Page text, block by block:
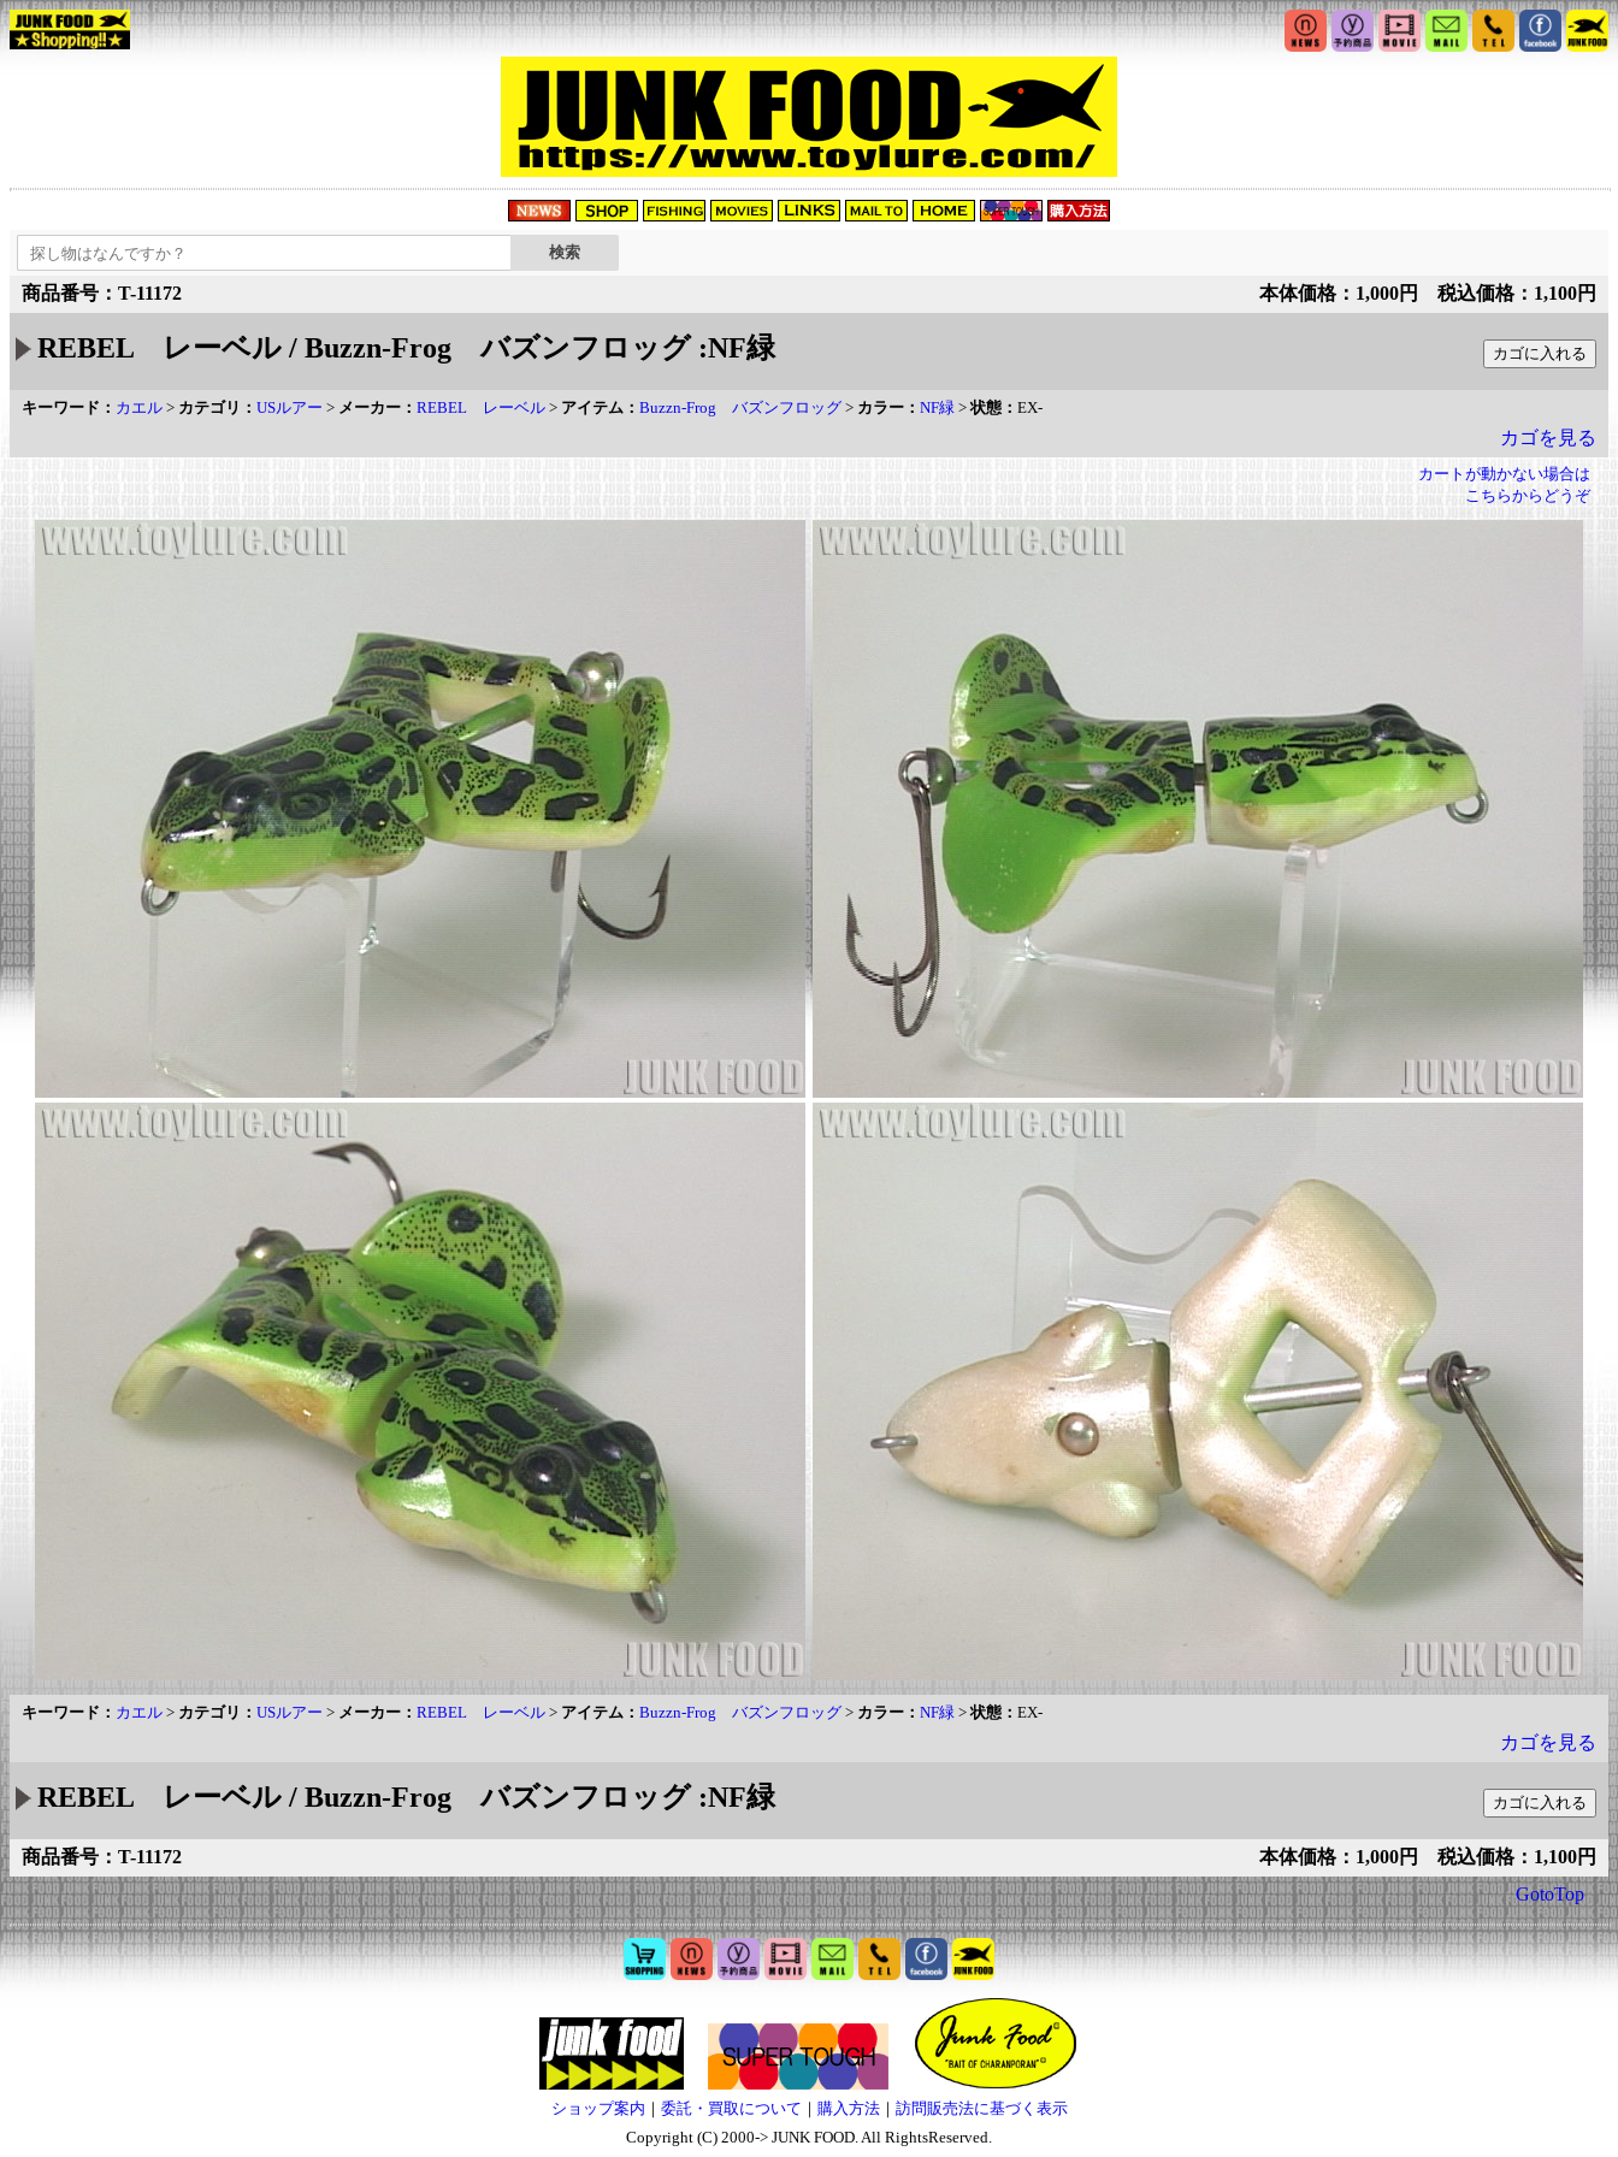
商品番号：T-11172 本体価格：1,000円 税込価格：1,100円
REBEL レーベル / Buzzn-Frog バズンフロッグ :NF緑
キーワード： カエル > カテゴリ： USルアー > メーカー： REBEL レーベル > アイテム： Buzzn-Frog バズンフロッグ > カラー： NF緑 >状態： EX-
カゴを見る
カートが動かない場合は
こちらからどうぞ
キーワード： カエル > カテゴリ： USルアー > メーカー： REBEL レーベル > アイテム： Buzzn-Frog バズンフロッグ > カラー： NF緑 >状態： EX-
カゴを見る
REBEL レーベル / Buzzn-Frog バズンフロッグ :NF緑
商品番号：T-11172
本体価格：1,000円 税込価格：1,100円
GotoTop
ショップ案内 ｜ 委託・買取について ｜ 購入方法｜ 訪問販売法に基づく表示
Copyright (C) 2000-> JUNK FOOD. All RightsReserved.